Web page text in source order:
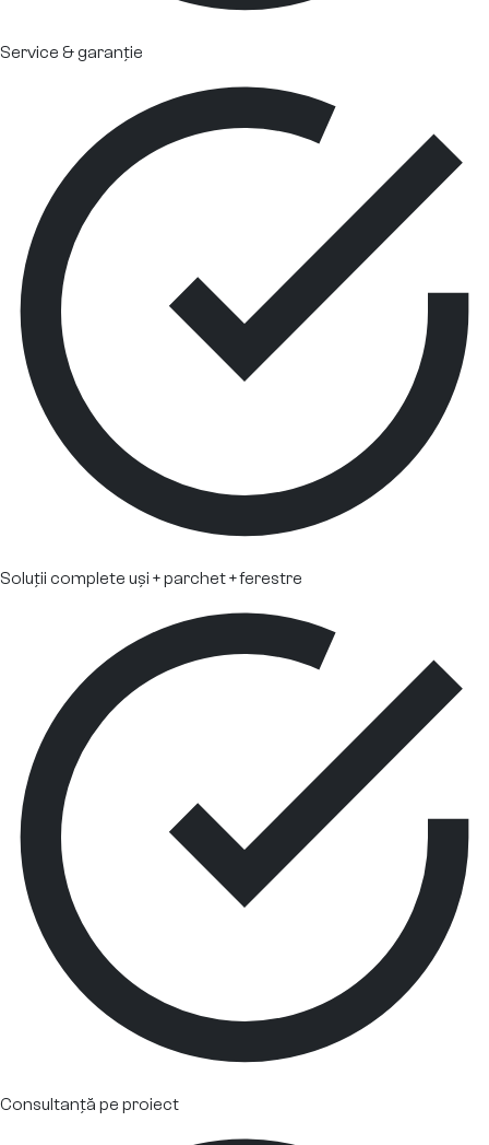
Service & garanție
Soluții complete uși + parchet + ferestre
Consultanță pe proiect